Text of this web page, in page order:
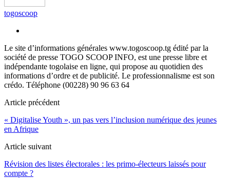
togoscoop
Le site d’informations générales www.togoscoop.tg édité par la
société de presse TOGO SCOOP INFO, est une presse libre et
indépendante togolaise en ligne, qui propose au quotidien des
informations d’ordre et de publicité. Le professionnalisme est son
crédo. Téléphone (00228) 90 96 63 64
Article précédent
« Digitalise Youth », un pas vers l’inclusion numérique des jeunes
en Afrique
Article suivant
Révision des listes électorales : les primo-électeurs laissés pour
compte ?